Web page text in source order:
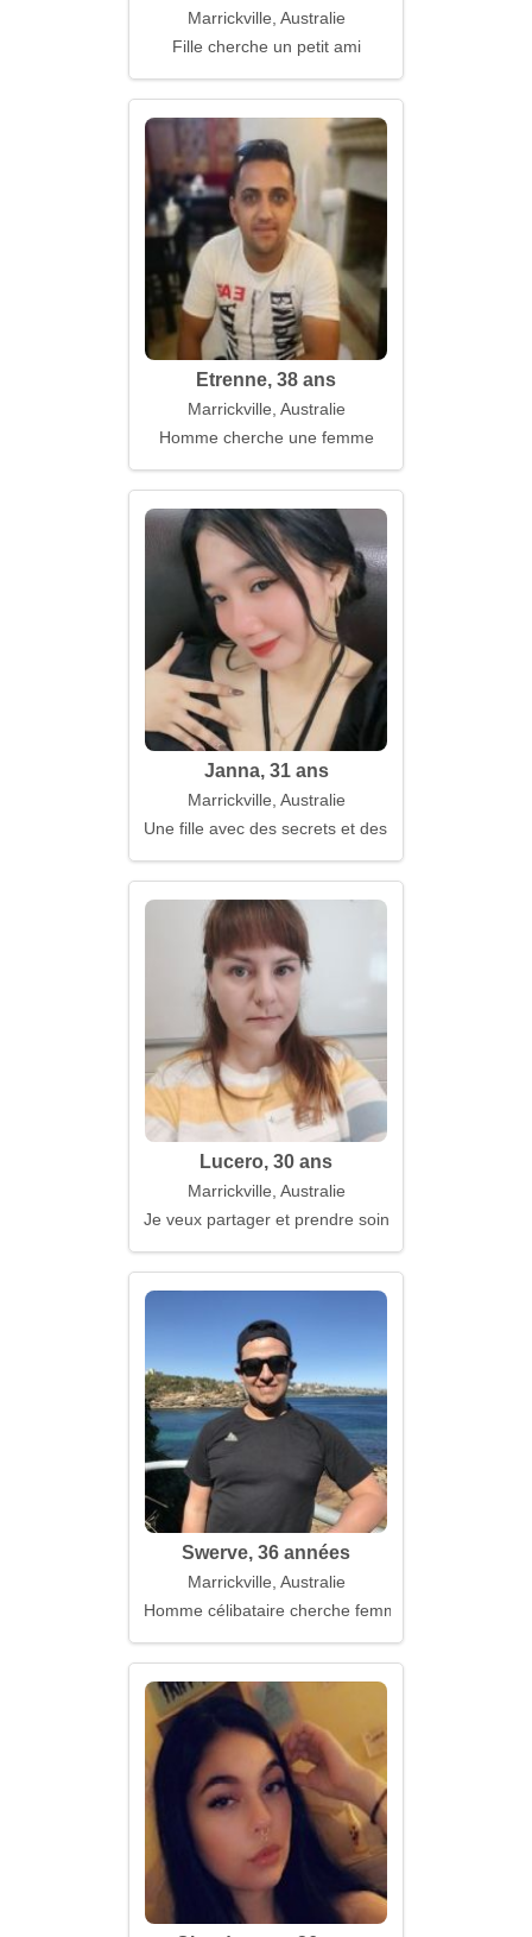
Marrickville, Australie
Fille cherche un petit ami
Etrenne, 38 ans
Marrickville, Australie
Homme cherche une femme
Janna, 31 ans
Marrickville, Australie
Une fille avec des secrets et des rêves
Lucero, 30 ans
Marrickville, Australie
Je veux partager et prendre soin
Swerve, 36 années
Marrickville, Australie
Homme célibataire cherche femme